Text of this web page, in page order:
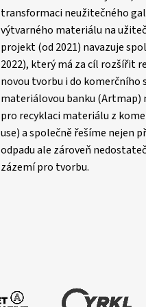
transformaci neužitečného
výtvarného materiálu na
projekt (od 2021) navazuje
2022), který má za cíl rozšířit
novou tvorbu i do komerčního
materiálovou banku (Artmap)
pro recyklaci materiálu z
use) a společně řešíme nejen
odpadu ale zároveň
zázemí pro tvorbu.